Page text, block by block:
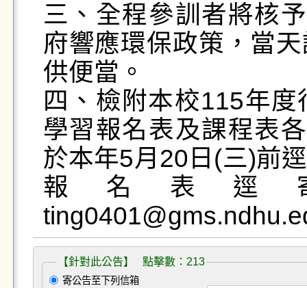
三、全程參訓者將核
府響應環保政策，當
供便當。
四、檢附本校115年
學習報名表及課程表
於本年5月20日(三)前
報名表逕
【針對此公告】 點擊數：213
寄公告至下列信箱